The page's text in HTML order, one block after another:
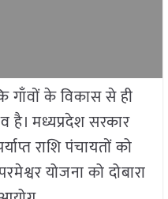
गाँवों के विकास से ही
मध्यप्रदेश सरकार
राशि पंचायतों को
योजना को दोबारा